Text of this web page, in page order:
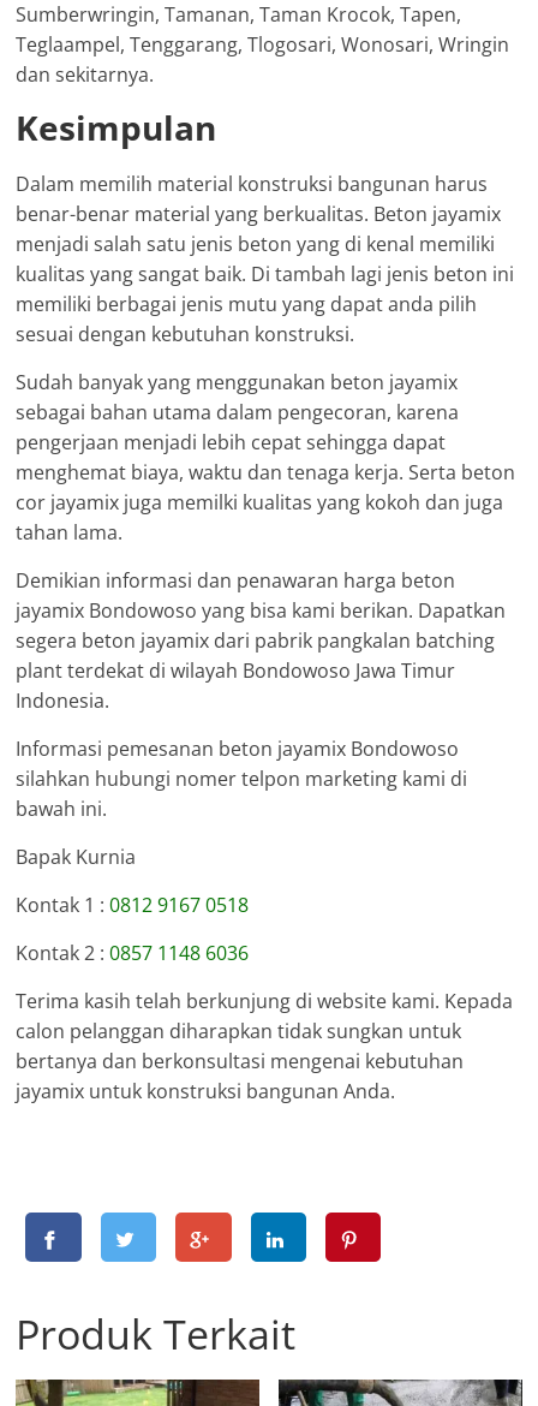
Sumberwringin, Tamanan, Taman Krocok, Tapen,
Teglaampel, Tenggarang, Tlogosari, Wonosari, Wringin
dan sekitarnya.
Kesimpulan
Dalam memilih material konstruksi bangunan harus
benar-benar material yang berkualitas. Beton jayamix
menjadi salah satu jenis beton yang di kenal memiliki
kualitas yang sangat baik. Di tambah lagi jenis beton ini
memiliki berbagai jenis mutu yang dapat anda pilih
sesuai dengan kebutuhan konstruksi.
Sudah banyak yang menggunakan beton jayamix
sebagai bahan utama dalam pengecoran, karena
pengerjaan menjadi lebih cepat sehingga dapat
menghemat biaya, waktu dan tenaga kerja. Serta beton
cor jayamix juga memilki kualitas yang kokoh dan juga
tahan lama.
Demikian informasi dan penawaran harga beton
jayamix Bondowoso yang bisa kami berikan. Dapatkan
segera beton jayamix dari pabrik pangkalan batching
plant terdekat di wilayah Bondowoso Jawa Timur
Indonesia.
Informasi pemesanan beton jayamix Bondowoso
silahkan hubungi nomer telpon marketing kami di
bawah ini.
Bapak Kurnia
Kontak 1 :0812 9167 0518
Kontak 2 :0857 1148 6036
Terima kasih telah berkunjung di website kami. Kepada
calon pelanggan diharapkan tidak sungkan untuk
bertanya dan berkonsultasi mengenai kebutuhan
jayamix untuk konstruksi bangunan Anda.
Produk Terkait